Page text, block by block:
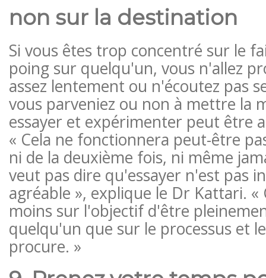
non sur la destination
Si vous êtes trop concentré sur le
poing sur quelqu'un, vous n'allez
assez lentement ou n'écoutez pas
vous parveniez ou non à mettre la
essayer et expérimenter peut être
« Cela ne fonctionnera peut-être
ni de la deuxième fois, ni même
veut pas dire qu'essayer n'est pas
agréable », explique le Dr Kattari. «
moins sur l'objectif d'être
quelqu'un que sur le processus et
procure. »